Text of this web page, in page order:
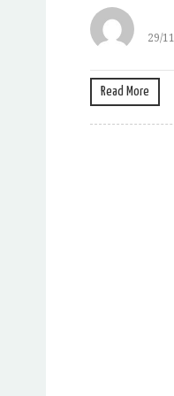
29/
Read More